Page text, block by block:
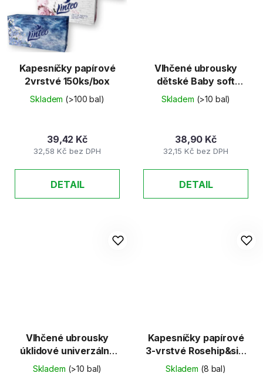
Kapesníčky papírové
2vrstvé 150ks/box
Skladem (>100 bal)
32,58 Kč bez DPH
39,42 Kč
DETAIL
Vlhčené ubrousky
dětské Baby soft
72ks/balení
Skladem (>10 bal)
32,15 Kč bez DPH
38,90 Kč
DETAIL
Vlhčené ubrousky
úklidové univerzální,
antibakteriální
40ks/bal
Skladem (>10 bal)
Kapesníčky papírové
3-vrstvé Rosehip&silk
70 ks
Skladem (8 bal)